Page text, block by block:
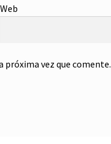
Web
próxima vez que comente.